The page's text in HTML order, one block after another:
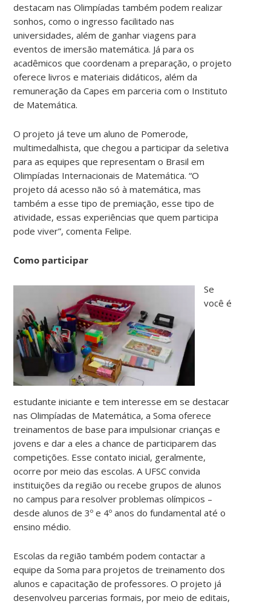
destacam nas Olimpíadas também podem realizar
sonhos, como o ingresso facilitado nas
universidades, além de ganhar viagens para
eventos de imersão matemática. Já para os
acadêmicos que coordenam a preparação, o projeto
oferece livros e materiais didáticos, além da
remuneração da Capes em parceria com o Instituto
de Matemática.
O projeto já teve um aluno de Pomerode,
multimedalhista, que chegou a participar da seletiva
para as equipes que representam o Brasil em
Olimpíadas Internacionais de Matemática. “O
projeto dá acesso não só à matemática, mas
também a esse tipo de premiação, esse tipo de
atividade, essas experiências que quem participa
pode viver”, comenta Felipe.
Como participar
Se
você é
estudante iniciante e tem interesse em se destacar
nas Olimpíadas de Matemática, a Soma oferece
treinamentos de base para impulsionar crianças e
jovens e dar a eles a chance de participarem das
competições. Esse contato inicial, geralmente,
ocorre por meio das escolas. A UFSC convida
instituições da região ou recebe grupos de alunos
no campus para resolver problemas olímpicos –
desde alunos de 3º e 4º anos do fundamental até o
ensino médio.
Escolas da região também podem contactar a
equipe da Soma para projetos de treinamento dos
alunos e capacitação de professores. O projeto já
desenvolveu parcerias formais, por meio de editais,